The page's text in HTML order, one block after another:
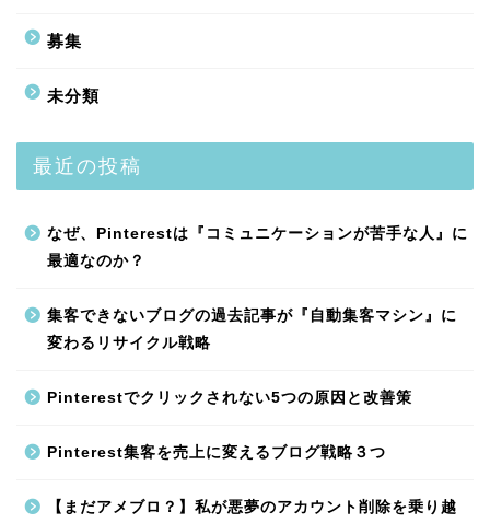
募集
未分類
最近の投稿
なぜ、Pinterestは『コミュニケーションが苦手な人』に
最適なのか？
集客できないブログの過去記事が『自動集客マシン』に
変わるリサイクル戦略
Pinterestでクリックされない5つの原因と改善策
Pinterest集客を売上に変えるブログ戦略３つ
【まだアメブロ？】私が悪夢のアカウント削除を乗り越